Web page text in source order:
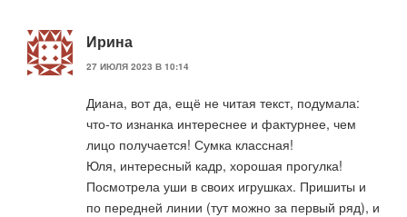
Ирина
27 ИЮЛЯ 2023 В 10:14
Диана, вот да, ещё не читая текст, подумала:
что-то изнанка интереснее и фактурнее, чем
лицо получается! Сумка классная!
Юля, интересный кадр, хорошая прогулка!
Посмотрела уши в своих игрушках. Пришиты и
по передней линии (тут можно за первый ряд), и